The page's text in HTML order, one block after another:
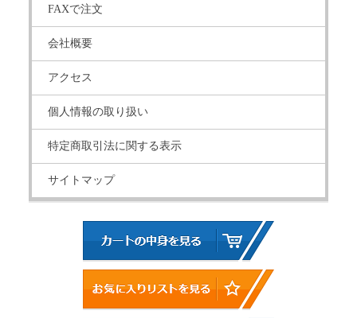
FAXで注文
会社概要
アクセス
個人情報の取り扱い
特定商取引法に関する表示
サイトマップ